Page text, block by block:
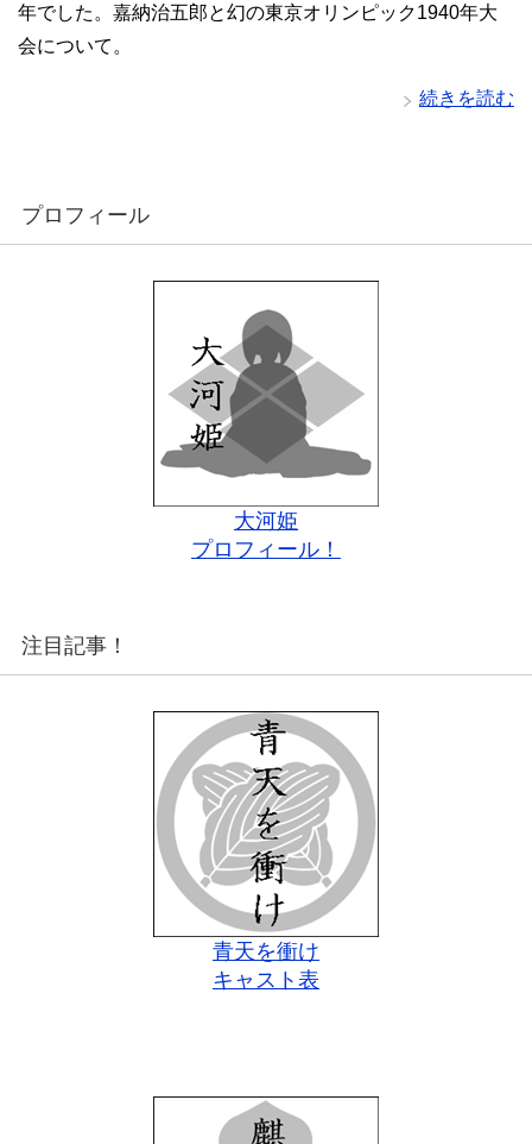
年でした。嘉納治五郎と幻の東京オリンピック1940年大
会について。
続きを読む
プロフィール
大河姫
プロフィール！
注目記事！
青天を衝け
キャスト表